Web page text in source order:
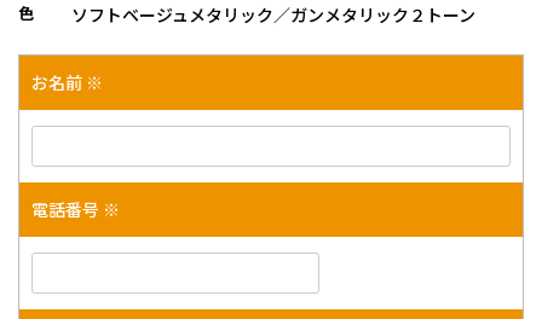
色 ソフトベージュメタリック／ガンメタリック２トーン
お名前 ※
電話番号 ※